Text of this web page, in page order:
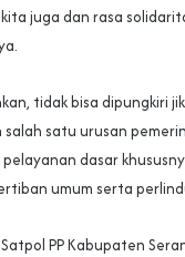
juga dan rasa
tidak bisa dipungkiri
salah satu urusan
dasar
umum serta
Satpol PP Kabupaten